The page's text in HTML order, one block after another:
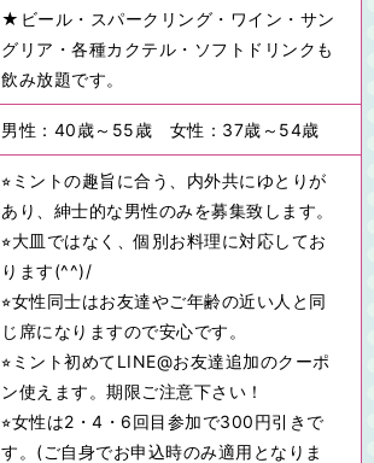
★ビール・スパークリング・ワイン・サン
グリア・各種カクテル・ソフトドリンクも
飲み放題です。
男性：40歳～55歳 女性：37歳～54歳
⭐︎ミントの趣旨に合う、内外共にゆとりが
あり、紳士的な男性のみを募集致します。
⭐︎大皿ではなく、個別お料理に対応してお
ります(^^)/
⭐︎女性同士はお友達やご年齢の近い人と同
じ席になりますので安心です。
⭐︎ミント初めてLINE@お友達追加のクーポ
ン使えます。期限ご注意下さい！
⭐︎女性は2・4・6回目参加で300円引きで
す。(ご自身でお申込時のみ適用となりま